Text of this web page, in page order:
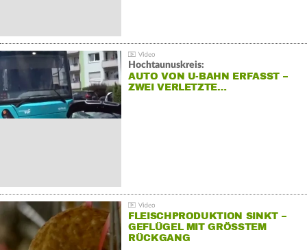
Hochtaunuskreis:
AUTO VON U-BAHN ERFASST –
ZWEI VERLETZTE…
FLEISCHPRODUKTION SINKT –
GEFLÜGEL MIT GRÖSSTEM R
ÜCKGANG